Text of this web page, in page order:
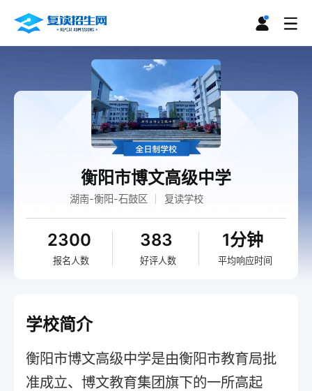
衡阳市博文高级中学
湖南-衡阳-石鼓区 复读学校
2300
报名人数
383
好评人数
1分钟
平均响应时间
学校简介
衡阳市博文高级中学是由衡阳市教育局批
准成立、博文教育集团旗下的一所高起